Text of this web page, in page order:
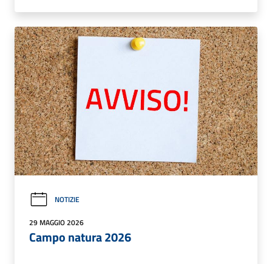
NOTIZIE
29 MAGGIO 2026
Campo natura 2026